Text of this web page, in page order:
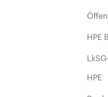
HPE
HPE